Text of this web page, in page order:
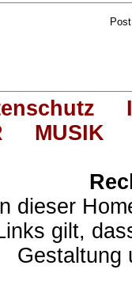
MUSIK
dieser
gilt,
Gestaltung